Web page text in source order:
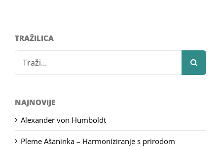
TRAŽILICA
for:
NAJNOVIJE
Alexander von Humboldt
Pleme Ašaninka – Harmoniziranje s prirodom